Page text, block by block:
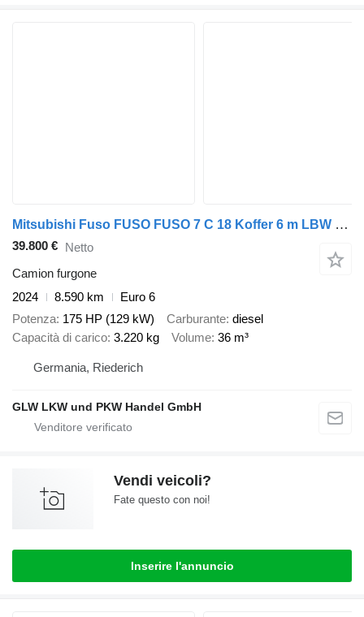
Mitsubishi Fuso FUSO FUSO 7 C 18 Koffer 6 m LBW 1 T*KLIMA*Automatik
39.800 € Netto
Camion furgone
2024
8.590 km
Euro 6
Potenza 175 HP (129 kW) Carburante diesel
Capacità di carico 3.220 kg Volume 36 m³
Germania, Riederich
GLW LKW und PKW Handel GmbH
Vendi veicoli?
Fate questo con noi!
Inserire l'annuncio